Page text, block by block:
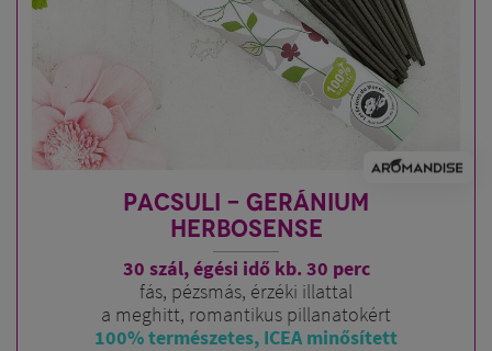
PACSULI - GERÁNIUM
HERBOSENSE
30 szál, égési idő kb. 30 perc
fás, pézsmás, érzéki illattal
a meghitt, romantikus pillanatokért
100% természetes, ICEA minősített